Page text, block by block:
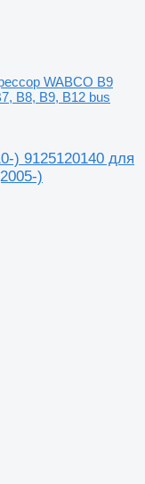
WABCO B9
B8, B9, B12 bus
) 9125120140 для
)